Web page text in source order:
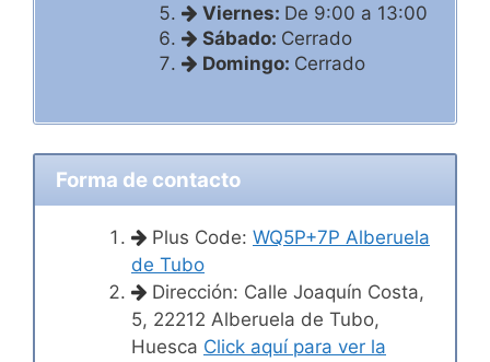
Viernes: De 9:00 a 13:00
Sábado: Cerrado
Domingo: Cerrado
Forma de contacto
Plus Code: WQ5P+7P Alberuela
de Tubo
Dirección: Calle Joaquín Costa,
5, 22212 Alberuela de Tubo,
Huesca Click aquí para ver la